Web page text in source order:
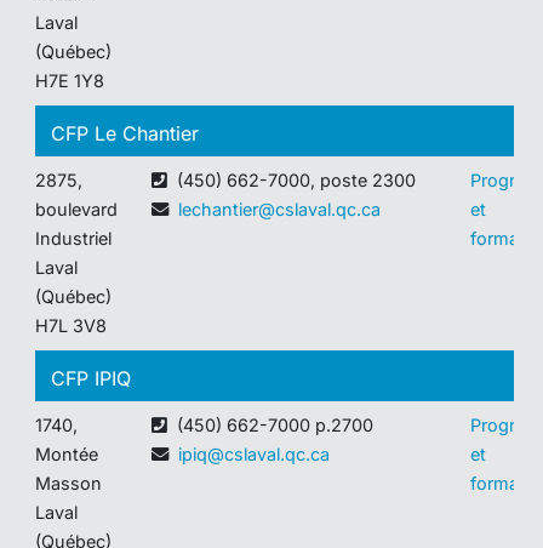
Laval
(Québec)
H7E 1Y8
CFP Le Chantier
2875,
boulevard
Industriel
Laval
(Québec)
H7L 3V8
(450) 662-7000, poste 2300
lechantier@cslaval.qc.ca
et
CFP IPIQ
1740,
Montée
Masson
Laval
(Québec)
(450) 662-7000 p.2700
ipiq@cslaval.qc.ca
et